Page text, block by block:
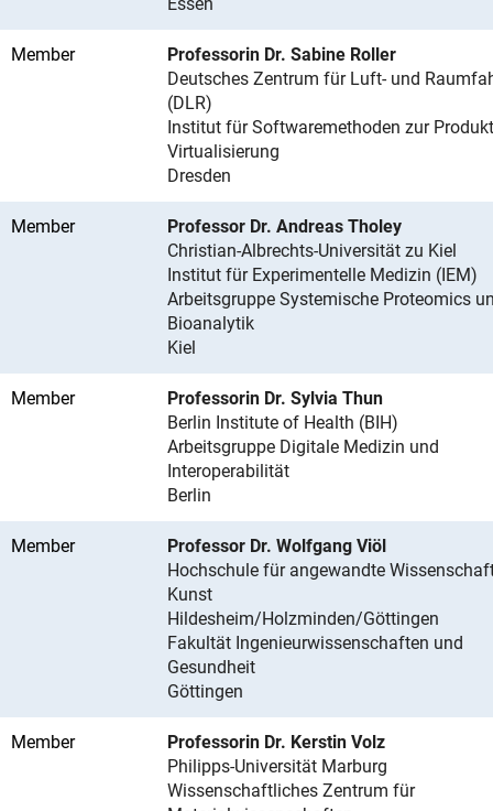
Member
Professorin Dr. Sabine Roller
Deutsches Zentrum für Luft- und
(DLR)
Institut für Softwaremethoden zur
Virtualisierung
Dresden
Member
Professor Dr. Andreas Tholey
Christian-Albrechts-Universität zu Kiel
Institut für Experimentelle Medizin (IEM)
Arbeitsgruppe Systemische Proteomics
Bioanalytik
Kiel
Member
Professorin Dr. Sylvia Thun
Berlin Institute of Health (BIH)
Arbeitsgruppe Digitale Medizin und
Interoperabilität
Berlin
Member
Professor Dr. Wolfgang Viöl
Hochschule für angewandte
Kunst
Hildesheim/Holzminden/Göttingen
Fakultät Ingenieurwissenschaften und
Gesundheit
Göttingen
Member
Professorin Dr. Kerstin Volz
Philipps-Universität Marburg
Wissenschaftliches Zentrum für